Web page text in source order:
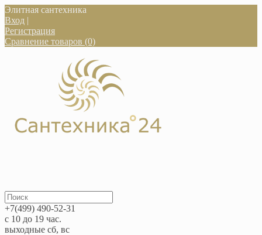
Элитная сантехника
Вход |
Регистрация
Сравнение товаров (0)
+7(499) 490-52-31
с 10 до 19 час.
выходные сб, вс